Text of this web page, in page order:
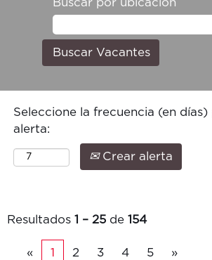
Buscar por ubicación
Seleccione la frecuencia (en
alerta:
Crear alerta
Resultados 1 – 25 de 154
« 1 2 3 4 5 »